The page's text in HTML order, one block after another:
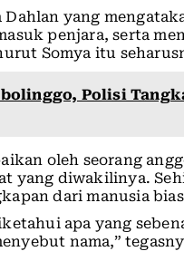
yang
penjara, serta
Somya itu
Polisi
oleh seorang
yang diwakilinya.
dari manusia
apa yang
nama,”